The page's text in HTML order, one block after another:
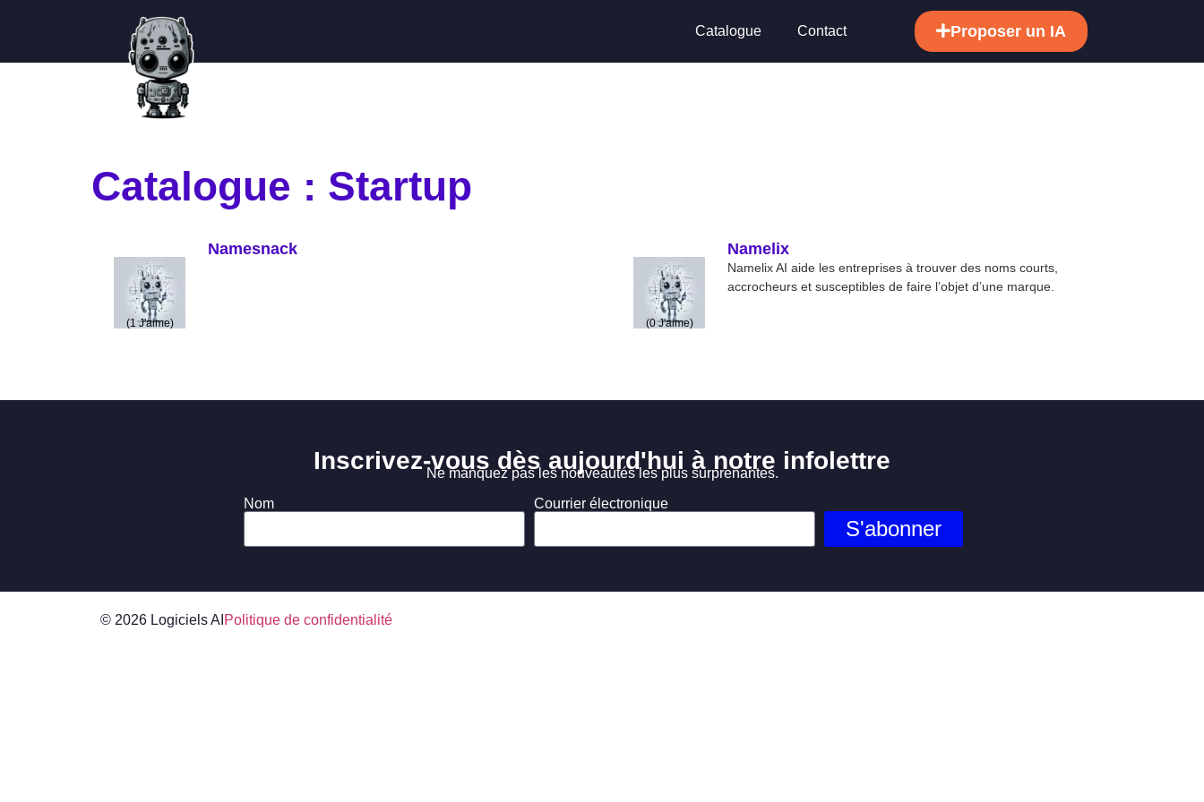
Catalogue Contact Proposer un IA
Catalogue : Startup
(1J'aime)
Namesnack
(0J'aime)
Namelix
Namelix AI aide les entreprises à trouver des noms courts,
accrocheurs et susceptibles de faire l’objet d’une marque.
Inscrivez-vous dès aujourd'hui à notre infolettre
Ne manquez pas les nouveautés les plus surprenantes.
Nom Courrier électronique
S'abonner
© 2026 Logiciels AI Politique de confidentialité